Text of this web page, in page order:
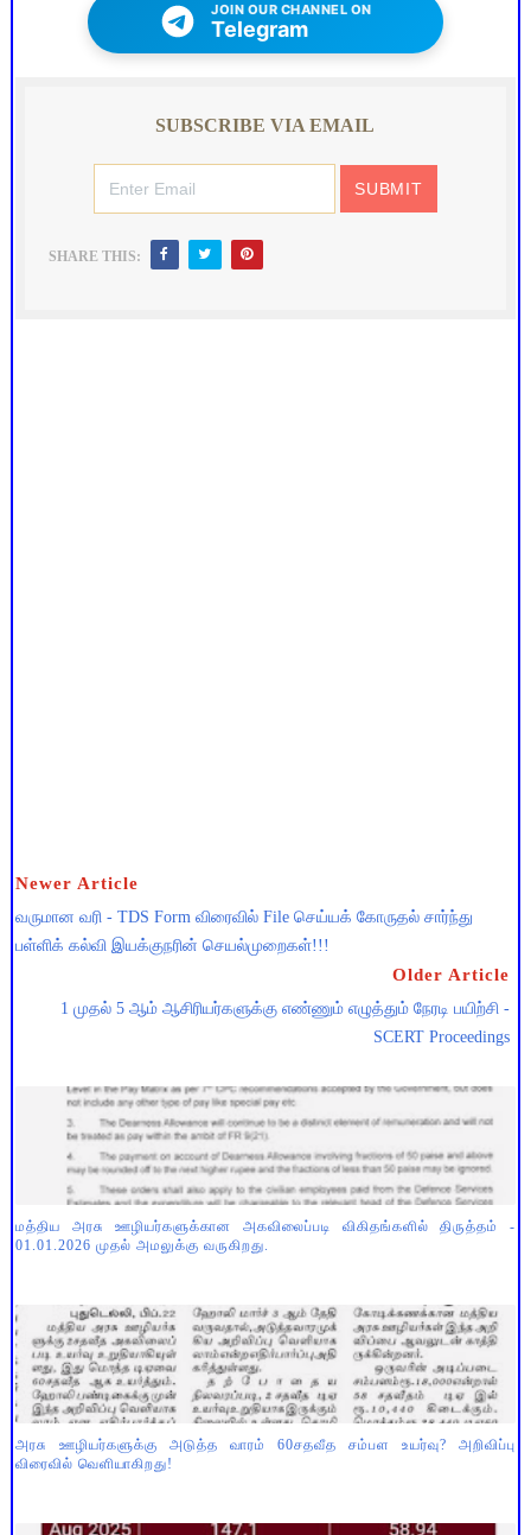
JOIN OUR CHANNEL ON
Telegram
SUBSCRIBE VIA EMAIL
SHARE THIS:
Newer Article
வருமான வரி - TDS Form விரைவில் File செய்யக் கோருதல் சார்ந்து
பள்ளிக் கல்வி இயக்குநரின் செயல்முறைகள்!!!
Older Article
1 முதல் 5 ஆம் ஆசிரியர்களுக்கு எண்ணும் எழுத்தும் நேரடி பயிற்சி -
SCERT Proceedings
மத்திய அரசு ஊழியர்களுக்கான அகவிலைப்படி விகிதங்களில் திருத்தம் -
01.01.2026 முதல் அமலுக்கு வருகிறது.
அரசு ஊழியர்களுக்கு அடுத்த வாரம் 60சதவீத சம்பள உயர்வு? அறிவிப்பு
விரைவில் வெளியாகிறது!